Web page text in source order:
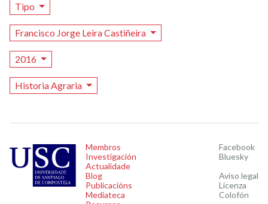
Tipo
Francisco Jorge Leira Castiñeira
2016
Historia Agraria
Membros
Investigación
Actualidade
Blog
Publicacións
Mediateca
Facebook
Bluesky
Aviso legal
Licenza
Colofón